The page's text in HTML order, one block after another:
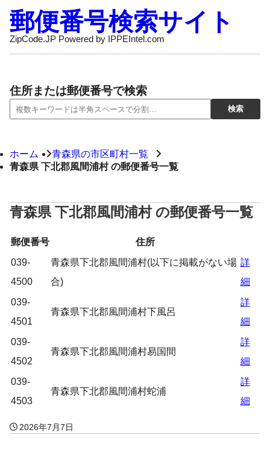
郵便番号検索サイト
ZipCode.JP Powered by IPPEIntel.com
住所または郵便番号で検索
ホーム
青森県の市区町村一覧
青森県 下北郡風間浦村 の郵便番号一覧
青森県 下北郡風間浦村 の郵便番号一覧
郵便番号
住所
039-
4500
青森県下北郡風間浦村(以下に掲載がない場
合)
詳
細
039-
4501
青森県下北郡風間浦村下風呂
詳
細
039-
4502
青森県下北郡風間浦村易国間
詳
細
039-
4503
青森県下北郡風間浦村蛇浦
詳
細
2026年7月7日